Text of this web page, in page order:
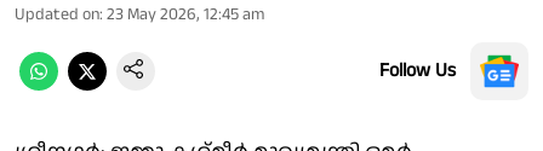
Updated on: 23 May 2026, 12:45 am
Follow Us